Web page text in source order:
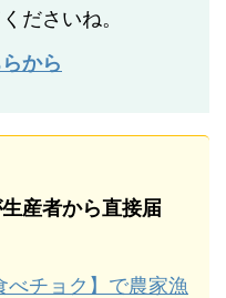
ださいね。
から
産者から直接届
べチョク】で農家漁